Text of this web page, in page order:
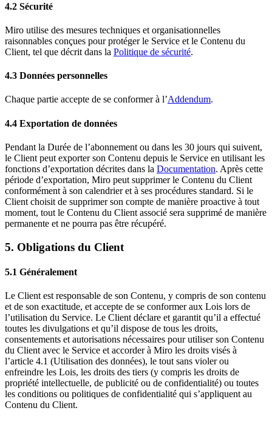
4.2 Sécurité
Miro utilise des mesures techniques et organisationnelles
raisonnables conçues pour protéger le Service et le Contenu du
Client, tel que décrit dans la Politique de sécurité.
4.3 Données personnelles
Chaque partie accepte de se conformer à l’Addendum.
4.4 Exportation de données
Pendant la Durée de l’abonnement ou dans les 30 jours qui suivent,
le Client peut exporter son Contenu depuis le Service en utilisant les
fonctions d’exportation décrites dans la Documentation. Après cette
période d’exportation, Miro peut supprimer le Contenu du Client
conformément à son calendrier et à ses procédures standard. Si le
Client choisit de supprimer son compte de manière proactive à tout
moment, tout le Contenu du Client associé sera supprimé de manière
permanente et ne pourra pas être récupéré.
5. Obligations du Client
5.1 Généralement
Le Client est responsable de son Contenu, y compris de son contenu
et de son exactitude, et accepte de se conformer aux Lois lors de
l’utilisation du Service. Le Client déclare et garantit qu’il a effectué
toutes les divulgations et qu’il dispose de tous les droits,
consentements et autorisations nécessaires pour utiliser son Contenu
du Client avec le Service et accorder à Miro les droits visés à
l’article 4.1 (Utilisation des données), le tout sans violer ou
enfreindre les Lois, les droits des tiers (y compris les droits de
propriété intellectuelle, de publicité ou de confidentialité) ou toutes
les conditions ou politiques de confidentialité qui s’appliquent au
Contenu du Client.